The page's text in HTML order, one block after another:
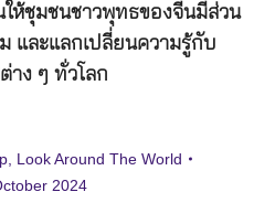
ห้ชุมชนชาวพุทธของจีนมีส่วน
และแลกเปลี่ยนความรู้กับ
าง ๆ ทั่วโลก
, Look Around The World
2024